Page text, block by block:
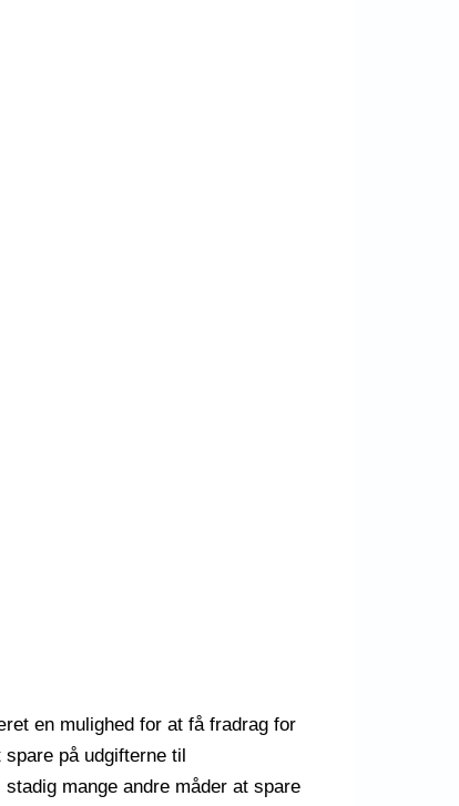
en mulighed for at få fradrag for
på udgifterne til
mange andre måder at spare